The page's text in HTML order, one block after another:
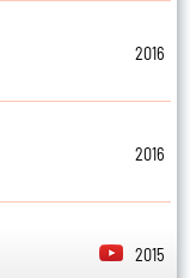
2016
2016
2015